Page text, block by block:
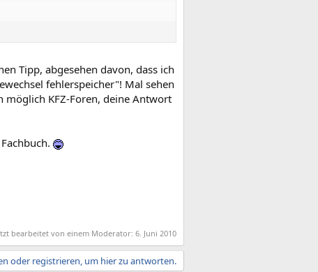
Tipp, abgesehen davon, dass ich
fehlerspeicher"! Mal sehen
KFZ-Foren, deine Antwort
bearbeitet von einem Moderator: 6. Juni 2010
oder registrieren, um hier zu antworten.